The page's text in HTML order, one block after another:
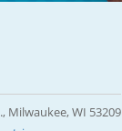
Milwaukee, WI 53209